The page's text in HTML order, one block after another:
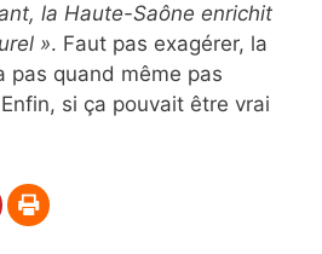
la Haute-Saône enrichit
». Faut pas exagérer, la
pas quand même pas
si ça pouvait être vrai